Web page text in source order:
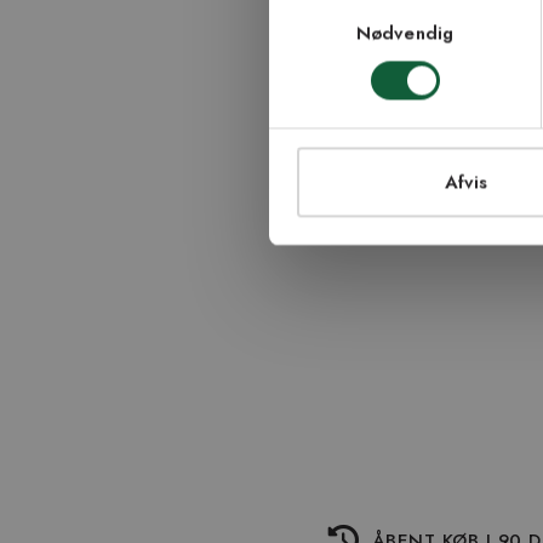
Nødvendig
Afvis